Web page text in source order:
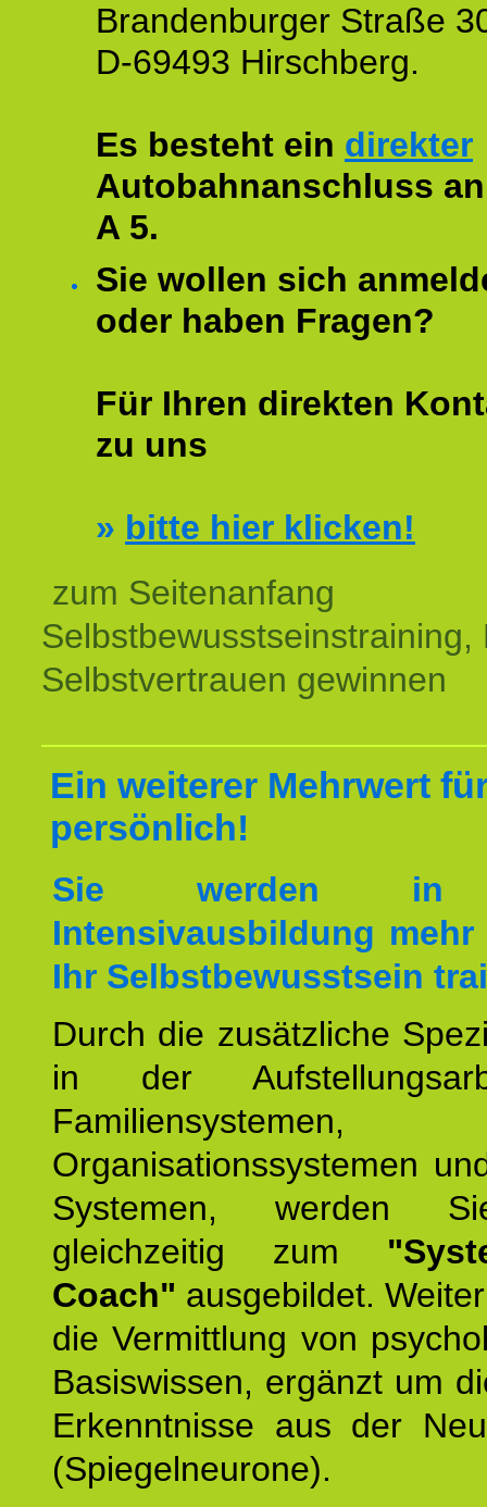
Brandenburger Straße
D-69493 Hirschberg.
Es besteht ein direkter
Autobahnanschluss
A 5.
Sie wollen sich
oder haben Fragen?
Für Ihren direkten
zu uns
» bitte hier klicken!
zum Seitenanfang
Selbstbewusstseinstraining,
Selbstvertrauen gewinnen
Ein weiterer Mehrwert
persönlich!
Sie werden in
Intensivausbildung
Ihr Selbstbewusstsein
Durch die zusätzliche
in der
Familiensystemen,
Organisationssystemen
Systemen, werden
gleichzeitig zum
Coach" ausgebildet.
die Vermittlung von
Basiswissen, ergänzt um
Erkenntnisse aus der
(Spiegelneurone).